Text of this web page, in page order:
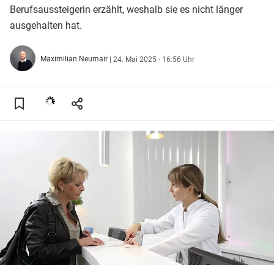
Berufsaussteigerin erzählt, weshalb sie es nicht länger
ausgehalten hat.
Maximilian Neumair | 24. Mai 2025 - 16:56 Uhr